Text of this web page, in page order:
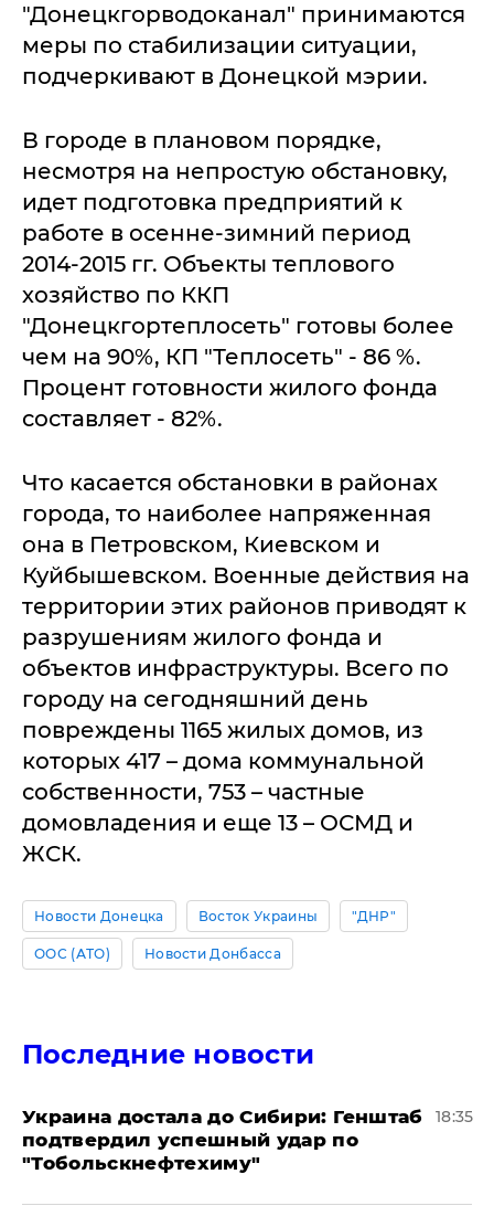
"Донецкгорводоканал" принимаются
меры по стабилизации ситуации,
подчеркивают в Донецкой мэрии.
В городе в плановом порядке,
несмотря на непростую обстановку,
идет подготовка предприятий к
работе в осенне-зимний период
2014-2015 гг. Объекты теплового
хозяйство по ККП
"Донецкгортеплосеть" готовы более
чем на 90%, КП "Теплосеть" - 86 %.
Процент готовности жилого фонда
составляет - 82%.
Что касается обстановки в районах
города, то наиболее напряженная
она в Петровском, Киевском и
Куйбышевском. Военные действия на
территории этих районов приводят к
разрушениям жилого фонда и
объектов инфраструктуры. Всего по
городу на сегодняшний день
повреждены 1165 жилых домов, из
которых 417 – дома коммунальной
собственности, 753 – частные
домовладения и еще 13 – ОСМД и
ЖСК.
Новости Донецка Восток Украины "ДНР"
ООС (АТО) Новости Донбасса
Последние новости
Украина достала до Сибири: Генштаб
подтвердил успешный удар по
"Тобольскнефтехиму"
18:35